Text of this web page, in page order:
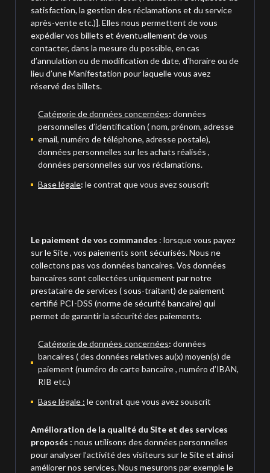
satisfaction, la gestion des réclamations et du service
après-vente etc.)]. Elles nous permettent de vous
expédier vos billets et éventuellement de vous
contacter, dans la mesure du possible, en cas
d’annulation ou de modification de date, d’horaire ou de
lieu d’une Manifestation pour laquelle vous avez
réservé des billets.
Catégorie de données concernées: données
personnelles d’identification ( nom, prénom, adresse
email, numéro de téléphone, adresse postale),
données personnelles sur les achats réalisés ,
données personnelles sur vos réclamations.
Base légale: le contrat que vous avez souscrit
Le paiement de vos commandes : lorsque vous payez
sur le Site , vos paiements sont sécurisés. Nous ne
collectons pas vos données bancaires. Vos données
bancaires sont collectées uniquement par notre
prestataire de services ( sous-traitant) de paiement
certifié PCI-DSS (norme de sécurité bancaire) qui
permet de garantir la sécurité des paiements.
Catégorie de données concernées: données
bancaires ( des données relatives au(x) moyen(s) de
paiement (numéro de carte bancaire , numéro d’IBAN,
RIB etc.)
Base légale : le contrat que vous avez souscrit
Amélioration de la qualité du Site et des services
proposés : nous utilisons des données personnelles
pour analyser l’activité des visiteurs sur le Site et ainsi
améliorer nos services. Nous mesurons par exemple le